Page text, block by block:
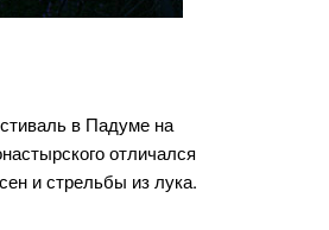
в Падуме на
отличался
и стрельбы из лука.